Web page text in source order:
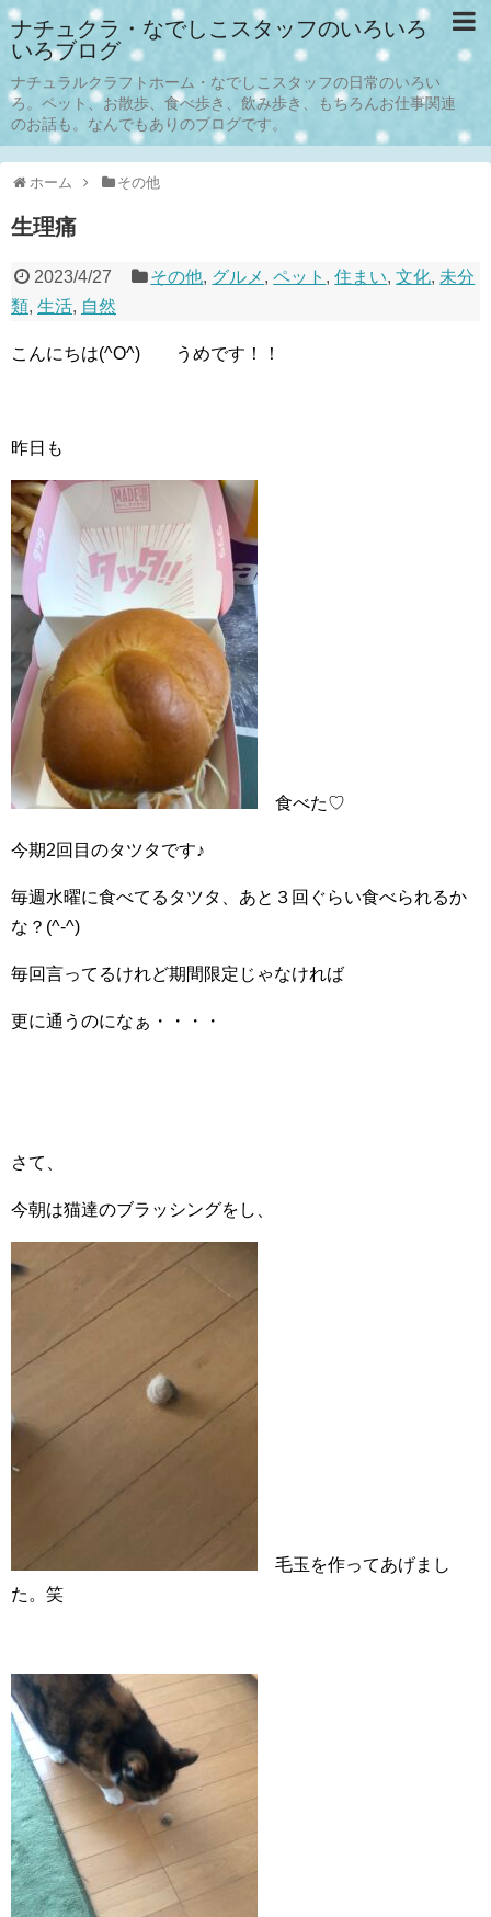
ナチュクラ・なでしこスタッフのいろいろ
いろブログ
ナチュラルクラフトホーム・なでしこスタッフの日常のいろい
ろ。ペット、お散歩、食べ歩き、飲み歩き、もちろんお仕事関連
のお話も。なんでもありのブログです。
ホーム その他
生理痛
2023/4/27 その他, グルメ ,ペット ,住まい,文化, 未分
類, 生活, 自然
こんにちは(^O^) うめです！！
昨日も
食べた♡
今期2回目のタツタです♪
毎週水曜に食べてるタツタ、あと３回ぐらい食べられるか
な？(^-^)
毎回言ってるけれど期間限定じゃなければ
更に通うのになぁ・・・・
さて、
今朝は猫達のブラッシングをし、
毛玉を作ってあげまし
た。笑